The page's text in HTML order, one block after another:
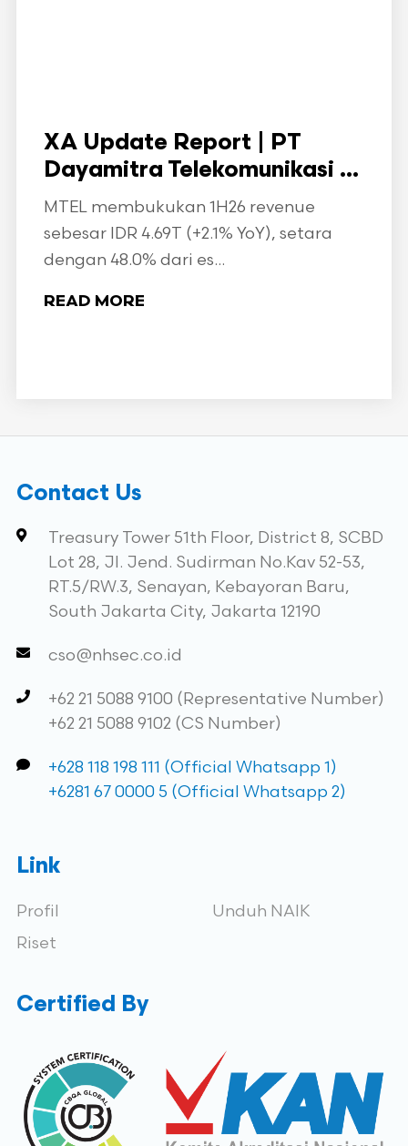
XA Update Report | PT
Dayamitra Telekomunikasi ...
MTEL membukukan 1H26 revenue
sebesar IDR 4.69T (+2.1% YoY), setara
dengan 48.0% dari es...
READ MORE
Contact Us
Treasury Tower 51th Floor, District 8, SCBD
Lot 28, Jl. Jend. Sudirman No.Kav 52-53,
RT.5/RW.3, Senayan, Kebayoran Baru,
South Jakarta City, Jakarta 12190
cso@nhsec.co.id
+62 21 5088 9100 (Representative Number)
+62 21 5088 9102 (CS Number)
+628 118 198 111 (Official Whatsapp 1)
+6281 67 0000 5 (Official Whatsapp 2)
Link
Profil
Riset
Unduh NAIK
Certified By